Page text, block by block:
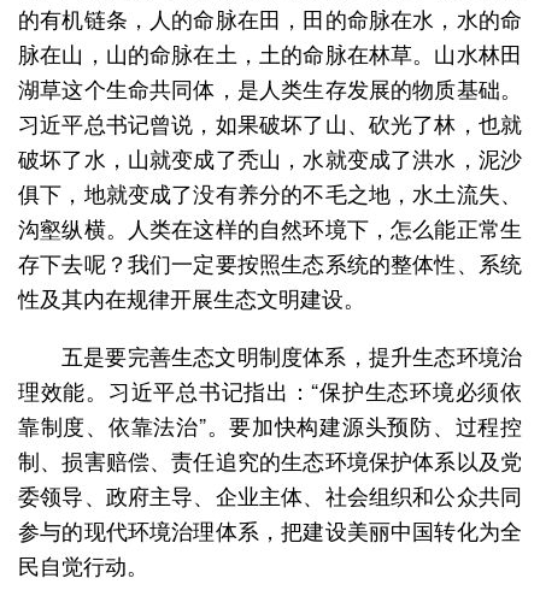
的有机链条，人的命脉在田，田的命脉在水，水的命
脉在山，山的命脉在土，土的命脉在林草。山水林田
湖草这个生命共同体，是人类生存发展的物质基础。
习近平总书记曾说，如果破坏了山、砍光了林，也就
破坏了水，山就变成了秃山，水就变成了洪水，泥沙
俱下，地就变成了没有养分的不毛之地，水土流失、
沟壑纵横。人类在这样的自然环境下，怎么能正常生
存下去呢？我们一定要按照生态系统的整体性、系统
性及其内在规律开展生态文明建设。
五是要完善生态文明制度体系，提升生态环境治
理效能。习近平总书记指出：“保护生态环境必须依
靠制度、依靠法治”。要加快构建源头预防、过程控
制、损害赔偿、责任追究的生态环境保护体系以及党
委领导、政府主导、企业主体、社会组织和公众共同
参与的现代环境治理体系，把建设美丽中国转化为全
民自觉行动。